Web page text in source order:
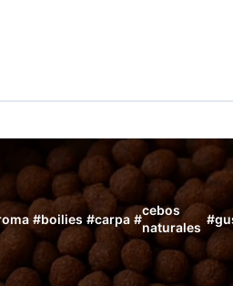
#boilies #carpa #
cebos
naturales
#